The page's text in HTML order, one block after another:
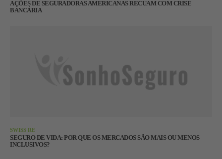
AÇÕES DE SEGURADORAS AMERICANAS RECUAM COM CRISE
BANCÁRIA
SWISS RE
SEGURO DE VIDA: POR QUE OS MERCADOS SÃO MAIS OU MENOS
INCLUSIVOS?